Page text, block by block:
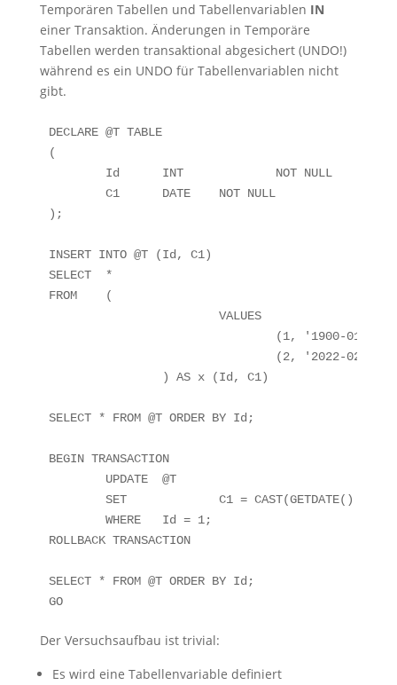
Temporären Tabellen und Tabellenvariablen IN
einer Transaktion. Änderungen in Temporäre
Tabellen werden transaktional abgesichert (UNDO!)
während es ein UNDO für Tabellenvariablen nicht
gibt.
DECLARE	@T TABLE
(
);
INSERT INTO @T (Id, C1)
SELECT	*
FROM	(
SELECT * FROM @T ORDER BY Id;
BEGIN TRANSACTION
ROLLBACK TRANSACTION
SELECT * FROM @T ORDER BY Id;
GO
Der Versuchsaufbau ist trivial:
Es wird eine Tabellenvariable definiert